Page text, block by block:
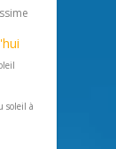
soleil à